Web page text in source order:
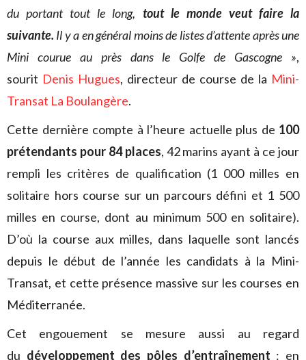
du portant tout le long, tout le monde veut faire la
suivante. Il y a en général moins de listes d’attente après une
Mini courue au près dans le Golfe de Gascogne »,
sourit Denis Hugues, directeur de course de la Mini-
Transat La Boulangère.
Cette dernière compte à l’heure actuelle plus de 100
prétendants pour 84 places, 42 marins ayant à ce jour
rempli les critères de qualification (1 000 milles en
solitaire hors course sur un parcours défini et 1 500
milles en course, dont au minimum 500 en solitaire).
D’où la course aux milles, dans laquelle sont lancés
depuis le début de l’année les candidats à la Mini-
Transat, et cette présence massive sur les courses en
Méditerranée.
Cet engouement se mesure aussi au regard
du développement des pôles d’entraînement : en